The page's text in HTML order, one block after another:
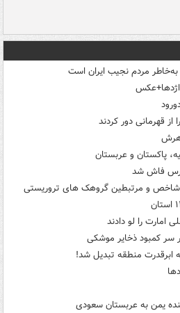
به‌خاطر مردم نجیب ایران است
قهرمانی دور کردند
پاکستان و عربستان
امارت را لو دادند
سر کمبود ذخایر موشکی
به ابرقدرت منطقه تبدیل شد!
یمن به عربستان سعودی